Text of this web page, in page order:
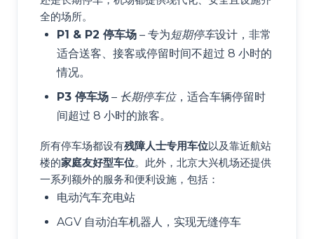
全的场所。
P1 & P2 停车场 – 专为短期停车设计，非常
适合送客、接客或停留时间不超过 8 小时的
情况。
P3 停车场 – 长期停车位，适合车辆停留时
间超过 8 小时的旅客。
所有停车场都设有残障人士专用车位以及靠近航站
楼的家庭友好型车位。此外，北京大兴机场还提供
一系列额外的服务和便利设施，包括：
电动汽车充电站
AGV 自动泊车机器人，实现无缝停车